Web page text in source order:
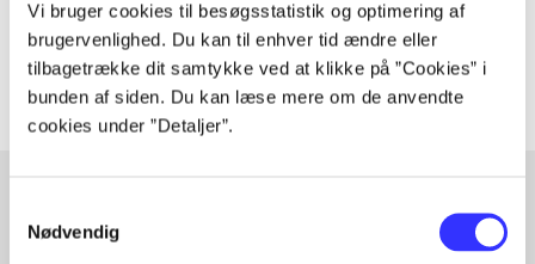
Vi bruger cookies til besøgsstatistik og optimering af
brugervenlighed. Du kan til enhver tid ændre eller
tilbagetrække dit samtykke ved at klikke på ”Cookies” i
bunden af siden. Du kan læse mere om de anvendte
cookies under ”Detaljer”.
Nødvendig
The articles in are frequently about
Articles with same topics